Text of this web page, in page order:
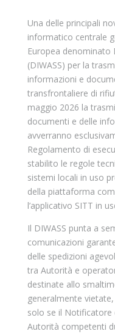
Una delle principali
informatico centrale
Europea denominato
(DIWASS) per la
informazioni e
transfrontaliere di
maggio 2026 la
documenti e delle
avverranno
Regolamento di
stabilito le regole
sistemi locali in uso
della piattaforma
l’applicativo SITT in
Il DIWASS punta a
comunicazioni
delle spedizioni
tra Autorità e
destinate allo
generalmente
solo se il Notificatore
Autorità competenti